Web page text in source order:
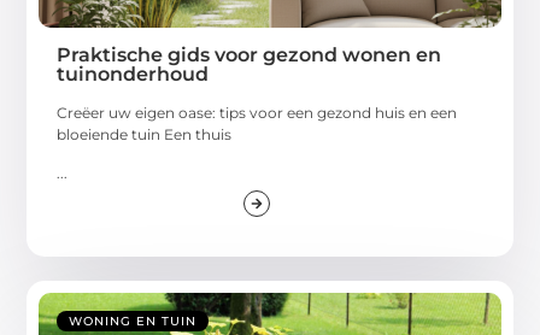
Praktische gids voor gezond wonen en
tuinonderhoud
Creëer uw eigen oase: tips voor een gezond huis en een
bloeiende tuin Een thuis
...
WONING EN TUIN